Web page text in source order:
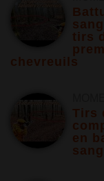
tirs
chevreuils
Tirs
en